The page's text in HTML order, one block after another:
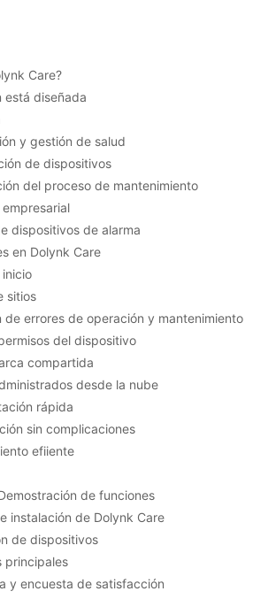
Care?
está diseñada
y gestión de salud
de dispositivos
del proceso de mantenimiento
dispositivos de alarma
en Dolynk Care
sitios
errores de operación y mantenimiento
del dispositivo
compartida
desde la nube
rápida
sin complicaciones
efiiente
de funciones
instalación de Dolynk Care
de dispositivos
principales
y encuesta de satisfacción